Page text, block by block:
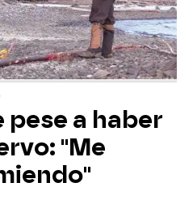
pese a haber
"Me